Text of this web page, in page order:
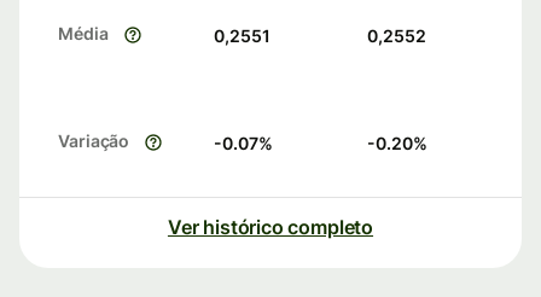
Média 0,2551 0,2552
Variação -0.07% -0.20%
Ver histórico completo